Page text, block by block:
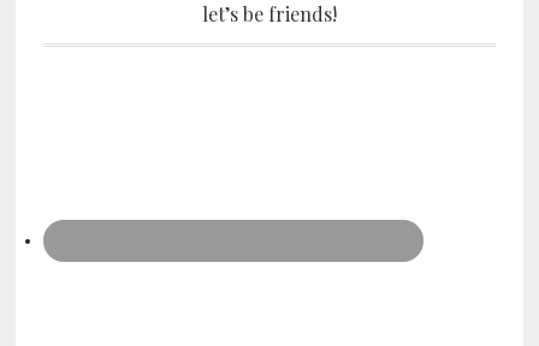
let’s be friends!